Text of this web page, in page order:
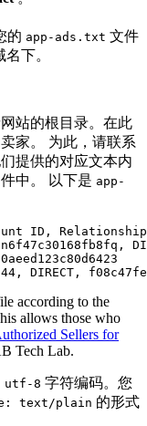
的 app-ads.txt 文件
下。
站的根目录。在此
家。 为此，请联系
提供的对应文本内
中。 以下是 app-
ID,
according to the
allows those who
Sellers for
Tech Lab.
utf-8 字符编码。您
text/plain 的形式